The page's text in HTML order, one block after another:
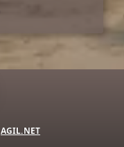
AGIL.NET